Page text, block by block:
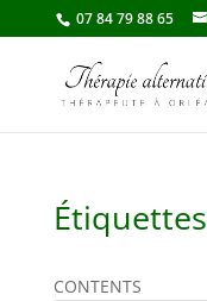
07 84 79 88 65
Étiquettes
CONTENTS